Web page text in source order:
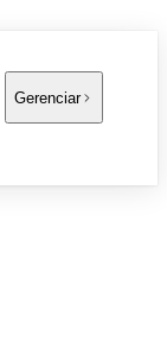
Gerenciar